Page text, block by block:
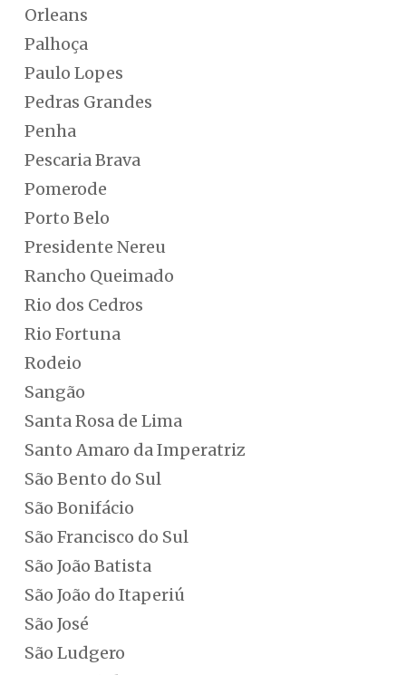
Orleans
Palhoça
Paulo Lopes
Pedras Grandes
Penha
Pescaria Brava
Pomerode
Porto Belo
Presidente Nereu
Rancho Queimado
Rio dos Cedros
Rio Fortuna
Rodeio
Sangão
Santa Rosa de Lima
Santo Amaro da Imperatriz
São Bento do Sul
São Bonifácio
São Francisco do Sul
São João Batista
São João do Itaperiú
São José
São Ludgero